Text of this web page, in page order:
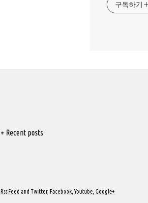
구독하기
+ Recent posts
Rss Feed and Twitter, Facebook,Youtube Google+